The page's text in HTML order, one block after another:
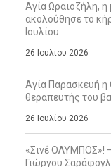
Αγία Ωραιοζήλη,
ακολούθησε το
Ιουλίου
26 Ιουλίου 2026
Αγία Παρασκευή η
θεραπευτής του
26 Ιουλίου 2026
«Σινέ ΟΛΥΜΠΟΣ»!
Γιώργου